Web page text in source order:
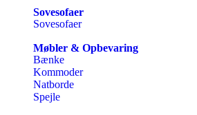
Sovesofaer
Sovesofaer
Møbler & Opbevaring
Bænke
Kommoder
Natborde
Spejle